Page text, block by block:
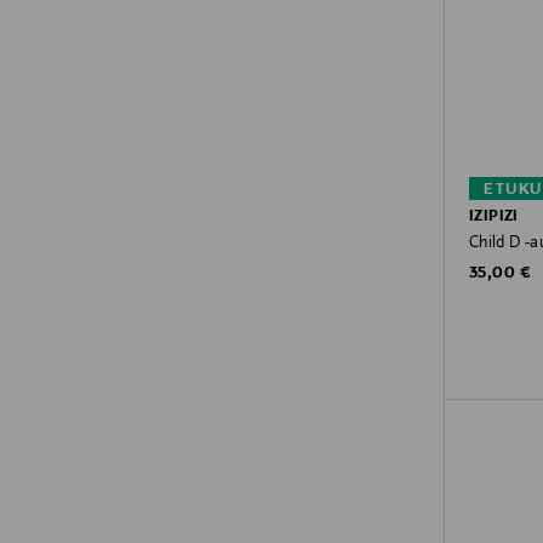
IZIPIZI
Child D -
Original
35,00 €